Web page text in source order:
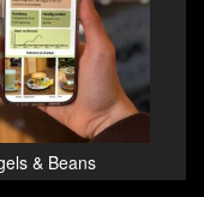
& Beans